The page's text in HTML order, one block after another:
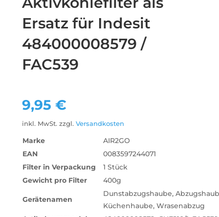
Ersatz für Indesit
484000008579 /
FAC539
9,95 €
inkl. MwSt. zzgl. Versandkosten
Marke
AIR2GO
EAN
0083597244071
Filter in Verpackung
1 Stück
Gewicht pro Filter
‎400g
Gerätenamen
‎Dunstabzugshaube,
Küchenhaube, Wrasenabzug